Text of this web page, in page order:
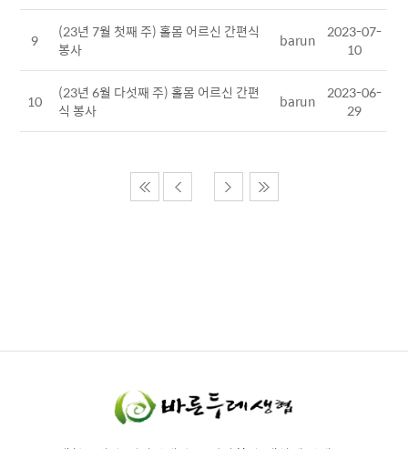
9
(23년 7월 첫째 주) 홀몸 어르신 간편식
봉사
barun
2023-07-
10
10
(23년 6월 다섯째 주) 홀몸 어르신 간편
식 봉사
barun
2023-06-
29